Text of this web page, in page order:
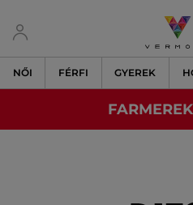
NŐI FÉRFI GYEREK